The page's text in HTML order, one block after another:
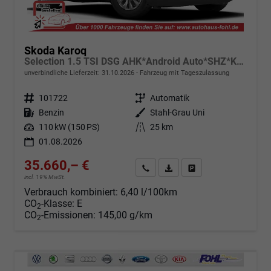
Skoda Karoq
Selection 1.5 TSI DSG AHK*Android Auto*SHZ*Kamera*Keyless*PDC v/h*Klimaauto*SUNSET*LED
unverbindliche Lieferzeit: 31.10.2026 Fahrzeug mit Tageszulassung
Fahrzeugnr. 101722 Getriebe Automatik
Kraftstoff Benzin Außenfarbe Stahl-Grau Uni
Leistung 110 kW (150 PS) Kilometerstand 25 km
01.08.2026
35.660,– €
incl. 19% MwSt.
Angebot anfordern
Fahrzeugexpose (PDF)
Verbrauch kombiniert: 6,40 l/100km
CO2-Klasse: E
CO2-Emissionen: 145,00 g/km